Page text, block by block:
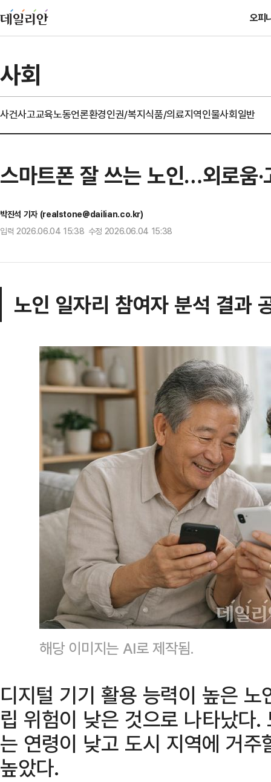
오피
사회
사건사고교육노동언론환경인권/복지식품/의료지역인물사회일반
스마트폰 잘 쓰는 노인…외로움
박진석 기자 (realstone@dailian.co.kr)
입력 2026.06.04 15:38 수정 2026.06.04 15:38
노인 일자리 참여자 분석 결과
해당 이미지는 AI로 제작됨.
디지털 기기 활용 능력이 높은
립 위험이 낮은 것으로 나타났다
는 연령이 낮고 도시 지역에 거
높았다.